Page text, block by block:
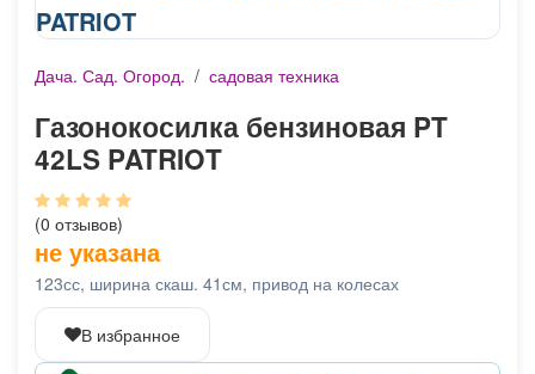
Работа Транспорт
Афиша
Дача. Сад. Огород. / садовая техника
Газонокосилка бензиновая PT
42LS PATRIOT
(0 отзывов)
не указана
123сс, ширина скаш. 41см, привод на колесах
В избранное